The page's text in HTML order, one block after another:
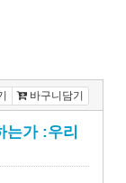
바구니담기
는가 :우리